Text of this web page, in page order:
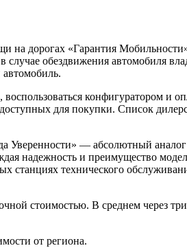
дорогах «Гарантия
обездвижения автомобиля
конфигуратором и
для покупки. Список
Уверенности» — абсолютный
надежность и преимущество
технического
стоимостью. В среднем через
от региона.